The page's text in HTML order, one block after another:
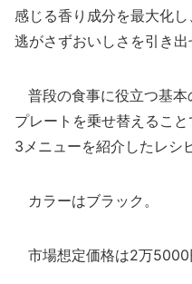
感じる香り成分を最大化
逃がさずおいしさを引き出
普段の食事に役立つ基本
プレートを乗せ替えるこ
3メニューを紹介したレシ
カラーはブラック。
市場想定価格は2万5000